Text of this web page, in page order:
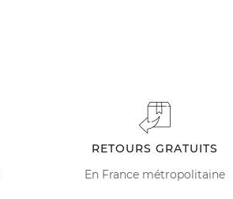
RETOURS GRATUITS
En France métropolitaine